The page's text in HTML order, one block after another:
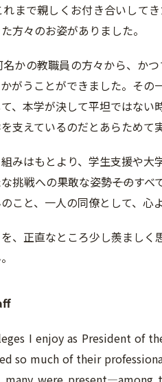
まで親しくお付き合いして
方々のお姿がありました。
かの教職員の方々から、か
がうことができました。そ
、本学が決して平坦ではな
支えているのだとあらためて
みはもとより、学生支援や
挑戦への果敢な姿勢――そのす
こと、一人の同僚として、心
、正直なところ少し羨まし
I enjoy as President of
so much of their